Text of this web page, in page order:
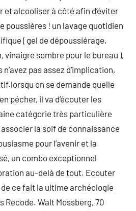
et alcooliser à côté afin d’éviter
poussières ! un lavage quotidien
( gel de dépoussiérage,
vinaigre sombre pour le bureau ),
pas assez d’implication,
on se demande quelle
pécher, il va d’écouter les
catégorie très particulière
la soif de connaissance
pour l’avenir et la
un combo exceptionnel
au-delà de tout. Ecouter
ce fait la ultime archéologie
Recode. Walt Mossberg, 70